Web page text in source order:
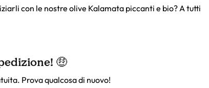
con le nostre olive Kalamata piccanti e bio? A tutti
🤑
Prova qualcosa di nuovo!